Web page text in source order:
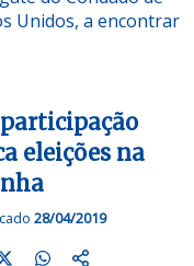
Unidos, a encontrar
eleições na
28/04/2019